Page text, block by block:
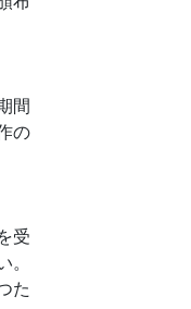
間
の
受
た